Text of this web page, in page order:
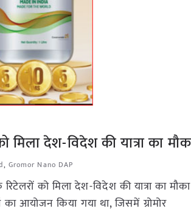
मिला देश-विदेश की यात्रा का
, Gromor Nano DAP
रिटेलरों को मिला देश-विदेश की यात्रा का
का आयोजन किया गया था, जिसमें ग्रोमोर